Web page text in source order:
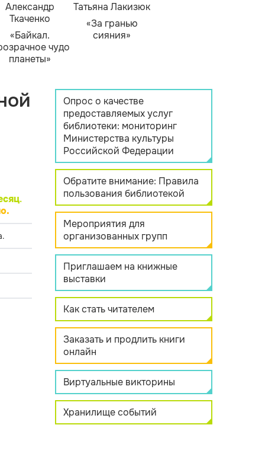
Александр
Ткаченко
«Байкал.
чудо
планеты»
Татьяна Лакизюк
«За гранью
сияния»
.
Опрос о качестве
предоставляемых услуг
библиотеки: мониторинг
Министерства культуры
Российской Федерации
Обратите внимание: Правила
пользования библиотекой
Мероприятия для
организованных групп
Приглашаем на книжные
выставки
Как стать читателем
Заказать и продлить книги
онлайн
Виртуальные викторины
Хранилище событий